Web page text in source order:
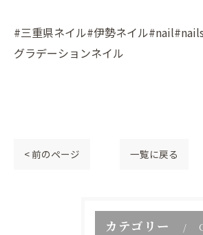
#三重県ネイル#伊勢ネイル
グラデーションネイル
< 前のページ 一覧に戻る
カテゴリー